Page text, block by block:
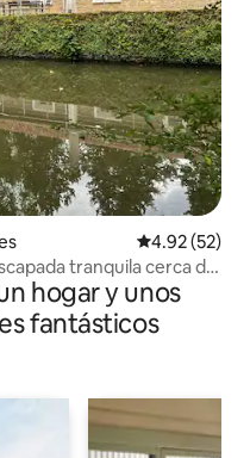
Calificación
4.92 (52)
tranquila cerca de
hogar y unos
fantásticos